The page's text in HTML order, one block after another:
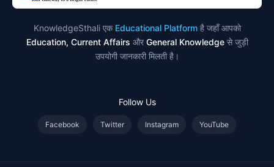
KnowledgeSthali एक Educational Platformहै जहाँ आपको
Education, Current Affairs और General Knowledgeसे जुड़ी
उपयोगी जानकारी मिलती है।
Follow Us
Facebook Twitter Instagram YouTube